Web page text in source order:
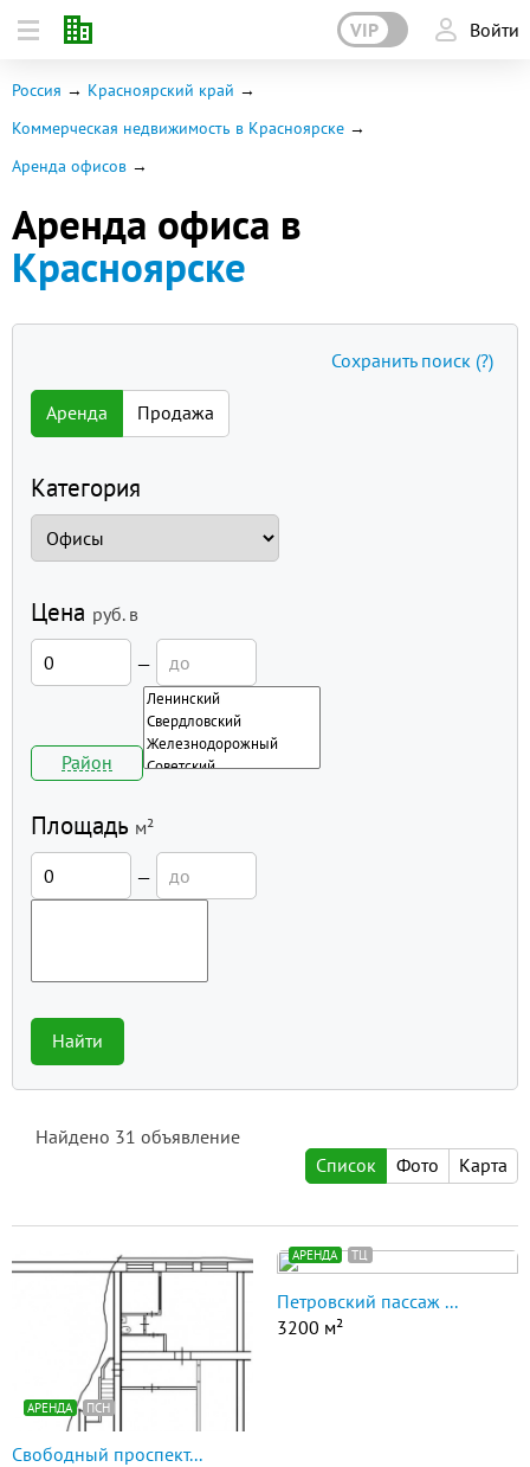
VIP Войти
Россия
Красноярский край
Коммерческая недвижимость в Красноярске
Аренда офисов
Аренда офиса в
Красноярске
Аренда Продажа
Категория
Цена руб. в
—
Район
Площадь м²
—
Найти
Сохранить поиск (?)
Найдено 31 объявление
Список
Фото Карта
АРЕНДА ПСН
Свободный проспект...
АРЕНДА ТЦ
Петровский пассаж ...
3200 м²